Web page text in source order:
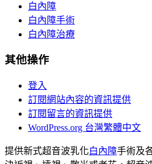
白內障
白內障手術
白內障治療
其他操作
登入
訂閱網站內容的資訊提供
訂閱留言的資訊提供
WordPress.org 台灣繁體中文
提供新式超音波乳化白內障手術及